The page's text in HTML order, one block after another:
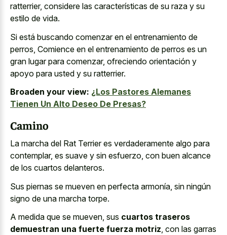
ratterrier, considere las características de su raza y su
estilo de vida.
Si está buscando comenzar en el entrenamiento de
perros, Comience en el entrenamiento de perros es un
gran lugar para comenzar, ofreciendo orientación y
apoyo para usted y su ratterrier.
Broaden your view: ¿Los Pastores Alemanes
Tienen Un Alto Deseo De Presas?
Camino
La marcha del Rat Terrier es verdaderamente algo para
contemplar, es suave y sin esfuerzo, con buen alcance
de los cuartos delanteros.
Sus piernas se mueven en perfecta armonía, sin ningún
signo de una marcha torpe.
A medida que se mueven, sus cuartos traseros
demuestran una fuerte fuerza motriz, con las garras